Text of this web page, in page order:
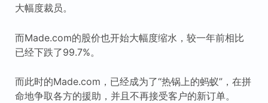
大幅度裁员。
而Made.com的股价也开始大幅度缩水，较一年前相比
已经下跌了99.7%。
而此时的Made.com，已经成为了“热锅上的蚂蚁”，在拼
命地争取各方的援助，并且不再接受客户的新订单。